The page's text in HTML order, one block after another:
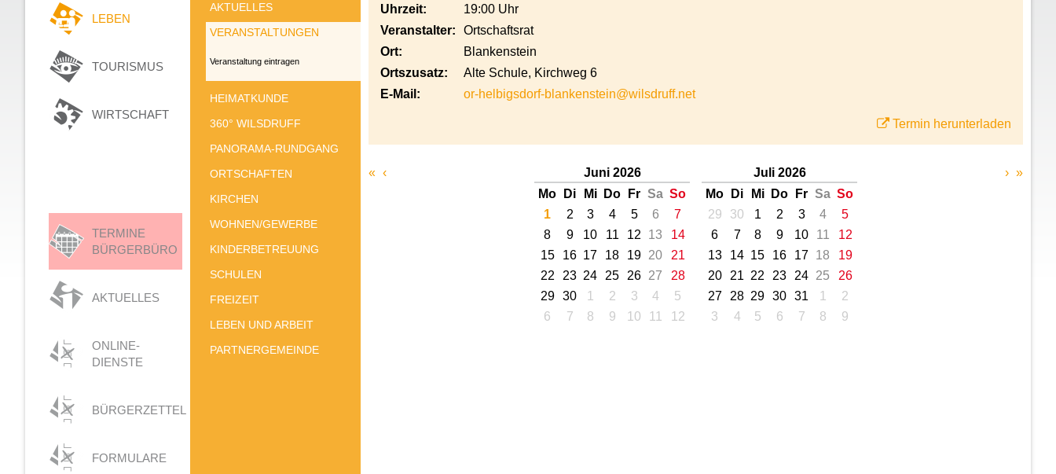
LEBEN
TOURISMUS
WIRTSCHAFT
TERMINE
BÜRGERBÜRO
AKTUELLES
ONLINE-
DIENSTE
BÜRGERZETTEL
FORMULARE
AKTUELLES
VERANSTALTUNGEN
Veranstaltung eintragen
HEIMATKUNDE
360° WILSDRUFF
PANORAMA-RUNDGANG
ORTSCHAFTEN
KIRCHEN
WOHNEN/GEWERBE
KINDERBETREUUNG
SCHULEN
FREIZEIT
LEBEN UND ARBEIT
PARTNERGEMEINDE
Uhrzeit:
19:00 Uhr
Veranstalter:
Ortschaftsrat
Ort:
Blankenstein
Ortszusatz:
Alte Schule, Kirchweg 6
E-Mail:
or-helbigsdorf-blankenstein@wilsdruff.net
Termin herunterladen
« ‹
Juni 2026
Mo
Di Mi Do Fr Sa So
1
2 3 4 5 6
7
8
9 10 11 12 13
14
15
16 17 18 19 20
21
22
23 24 25 26 27
28
29
30 1 2 3 4
5
6
7 8 9 10 11 12
Juli 2026
Mo
Di Mi Do Fr Sa So
29
30 1 2 3 4
5
6
7 8 9 10 11
12
13
14 15 16 17 18
19
20
21 22 23 24 25
26
27
28 29 30 31 1
2
3
4 5 6 7 8 9
› »